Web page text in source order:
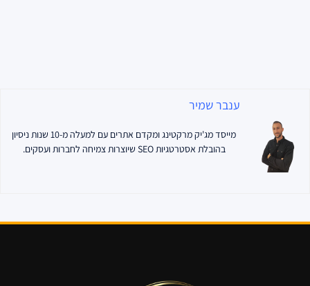
ענבר שמיר
מייסד מג'יק מרקטינג ומקדם אתרים עם למעלה מ-10 שנות ניסיון
בהובלת אסטרטגיות SEO שיוצרות צמיחה לחברות ועסקים.